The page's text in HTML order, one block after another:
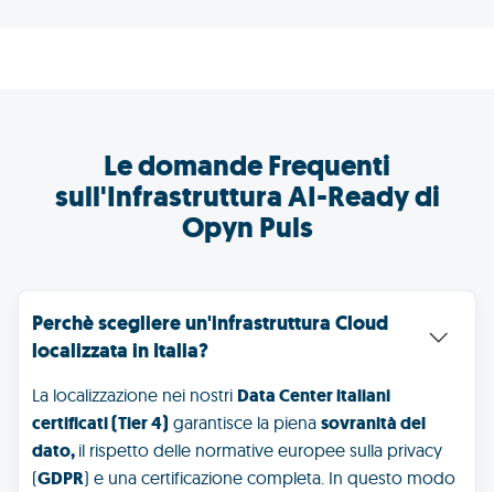
Le domande Frequenti
sull'Infrastruttura AI-Ready di
Opyn Puls
Perchè scegliere un'infrastruttura Cloud
localizzata in Italia?
La localizzazione nei nostri Data Center italiani
certificati (Tier 4) garantisce la piena sovranità del
dato, il rispetto delle normative europee sulla privacy
(GDPR) e una certificazione completa. In questo modo